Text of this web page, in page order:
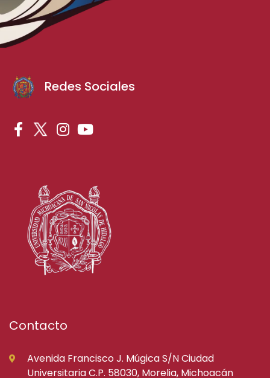
Redes Sociales
Contacto
Avenida Francisco J. Múgica S/N Ciudad
Universitaria C.P. 58030, Morelia, Michoacán